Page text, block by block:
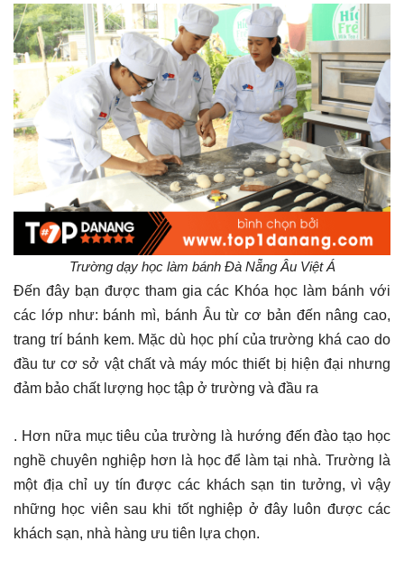
Trường dạy học làm bánh Đà Nẵng Âu Việt Á
Đến đây bạn được tham gia các Khóa học làm bánh với
các lớp như: bánh mì, bánh Âu từ cơ bản đến nâng cao,
trang trí bánh kem. Mặc dù học phí của trường khá cao do
đầu tư cơ sở vật chất và máy móc thiết bị hiện đại nhưng
đảm bảo chất lượng học tập ở trường và đầu ra
. Hơn nữa mục tiêu của trường là hướng đến đào tạo học
nghề chuyên nghiệp hơn là học để làm tại nhà. Trường là
một địa chỉ uy tín được các khách sạn tin tưởng, vì vậy
những học viên sau khi tốt nghiệp ở đây luôn được các
khách sạn, nhà hàng ưu tiên lựa chọn.